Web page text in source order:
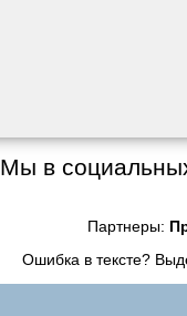
Мы в
Партнеры:
Ошибка в тексте?